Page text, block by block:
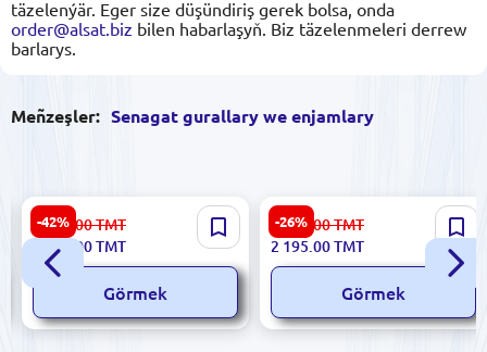
täzelenýär. Eger size düşündiriş gerek bolsa, onda
order@alsat.biz bilen habarlaşyň. Biz täzelenmeleri derrew
barlarys.
Meñzeşler: Senagat gurallary we enjamlary
-42%
AquaCom Standard-150 | Suw
Arassalaýjy Ulgam 6
Basgançakly Nasosly
3 812.00TMT
2 183.00TMT
Görmek
-26%
TIME FILTER TMF-67B1 |
Awtomatiki Filtr Dolandyryş
Klapany Elektron Timerli
3 002.00TMT
2 195.00TMT
Görmek